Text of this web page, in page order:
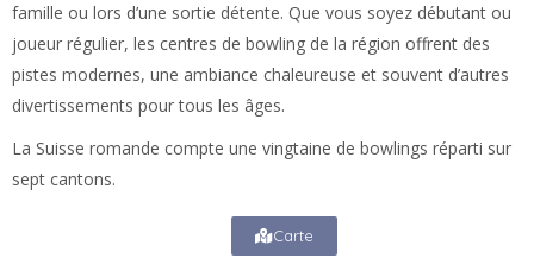
famille ou lors d’une sortie détente. Que vous soyez débutant ou
joueur régulier, les centres de bowling de la région offrent des
pistes modernes, une ambiance chaleureuse et souvent d’autres
divertissements pour tous les âges.
La Suisse romande compte une vingtaine de bowlings réparti sur
sept cantons.
Carte